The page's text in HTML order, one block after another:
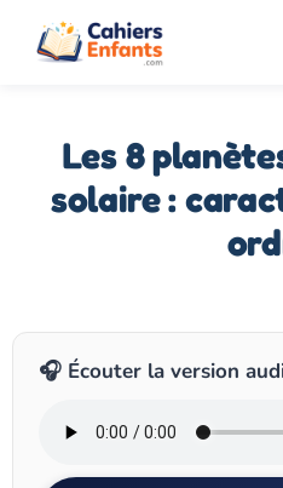
Les 8
solaire :
🎧 Écouter la version